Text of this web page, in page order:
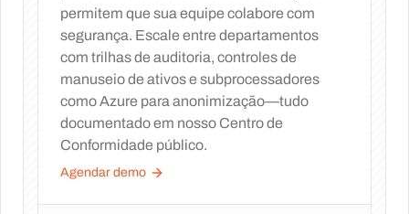
permitem que sua equipe colabore com
segurança. Escale entre departamentos
com trilhas de auditoria, controles de
manuseio de ativos e subprocessadores
como Azure para anonimização—tudo
documentado em nosso Centro de
Conformidade público.
Agendar demo